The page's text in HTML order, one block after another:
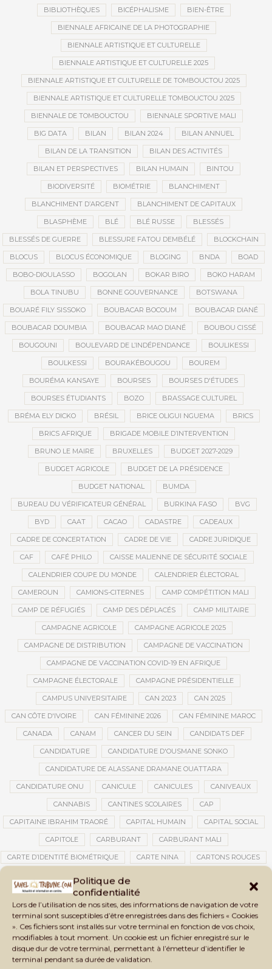
Politique de
confidentialité
Lors de l’utilisation de nos sites, des informations de navigation de votre
terminal sont susceptibles d’être enregistrées dans des fichiers « Cookies
». Ces fichiers sont installés sur votre terminal en fonction de vos choix,
modifiables à tout moment. Un cookie est un fichier enregistré sur le
disque dur de votre terminal, permettant à l’émetteur d’identifier le
terminal pendant sa durée de validation.
BIBLIOTHÈQUES BICÉPHALISME BIEN-ÊTRE
BIENNALE AFRICAINE DE LA PHOTOGRAPHIE
BIENNALE ARTISTIQUE ET CULTURELLE
BIENNALE ARTISTIQUE ET CULTURELLE 2025
BIENNALE ARTISTIQUE ET CULTURELLE DE TOMBOUCTOU 2025
BIENNALE ARTISTIQUE ET CULTURELLE TOMBOUCTOU 2025
BIENNALE DE TOMBOUCTOU BIENNALE SPORTIVE MALI
BIG DATA BILAN BILAN 2024 BILAN ANNUEL
BILAN DE LA TRANSITION BILAN DES ACTIVITÉS
BILAN ET PERSPECTIVES BILAN HUMAIN BINTOU
BIODIVERSITÉ BIOMÉTRIE BLANCHIMENT
BLANCHIMENT D’ARGENT BLANCHIMENT DE CAPITAUX
BLASPHÈME BLÉ BLÉ RUSSE BLESSÉS
BLESSÉS DE GUERRE BLESSURE FATOU DEMBÉLÉ BLOCKCHAIN
BLOCUS BLOCUS ÉCONOMIQUE BLOGING BNDA BOAD
BOBO-DIOULASSO BOGOLAN BOKAR BIRO BOKO HARAM
BOLA TINUBU BONNE GOUVERNANCE BOTSWANA
BOUARÉ FILY SISSOKO BOUBACAR BOCOUM BOUBACAR DIANÉ
BOUBACAR DOUMBIA BOUBACAR MAO DIANÉ BOUBOU CISSÉ
BOUGOUNI BOULEVARD DE L’INDÉPENDANCE BOULIKESSI
BOULKESSI BOURAKÉBOUGOU BOUREM
BOURÉMA KANSAYE BOURSES BOURSES D'ÉTUDES
BOURSES ÉTUDIANTS BOZO BRASSAGE CULTUREL
BRÉMA ELY DICKO BRÉSIL BRICE OLIGUI NGUEMA BRICS
BRICS AFRIQUE BRIGADE MOBILE D’INTERVENTION
BRUNO LE MAIRE BRUXELLES BUDGET 2027-2029
BUDGET AGRICOLE BUDGET DE LA PRÉSIDENCE
BUDGET NATIONAL BUMDA
BUREAU DU VÉRIFICATEUR GÉNÉRAL BURKINA FASO BVG
BYD CAAT CACAO CADASTRE CADEAUX
CADRE DE CONCERTATION CADRE DE VIE CADRE JURIDIQUE
CAF CAFÉ PHILO CAISSE MALIENNE DE SÉCURITÉ SOCIALE
CALENDRIER COUPE DU MONDE CALENDRIER ÉLECTORAL
CAMEROUN CAMIONS-CITERNES CAMP COMPÉTITION MALI
CAMP DE RÉFUGIÉS CAMP DES DÉPLACÉS CAMP MILITAIRE
CAMPAGNE AGRICOLE CAMPAGNE AGRICOLE 2025
CAMPAGNE DE DISTRIBUTION CAMPAGNE DE VACCINATION
CAMPAGNE DE VACCINATION COVID-19 EN AFRIQUE
CAMPAGNE ÉLECTORALE CAMPAGNE PRÉSIDENTIELLE
CAMPUS UNIVERSITAIRE CAN 2023 CAN 2025
CAN CÔTE D'IVOIRE CAN FÉMININE 2026 CAN FÉMININE MAROC
CANADA CANAM CANCER DU SEIN CANDIDATS DEF
CANDIDATURE CANDIDATURE D'OUSMANE SONKO
CANDIDATURE DE ALASSANE DRAMANE OUATTARA
CANDIDATURE ONU CANICULE CANICULES CANIVEAUX
CANNABIS CANTINES SCOLAIRES CAP
CAPITAINE IBRAHIM TRAORÉ CAPITAL HUMAIN CAPITAL SOCIAL
CAPITOLE CARBURANT CARBURANT MALI
CARTE D’IDENTITÉ BIOMÉTRIQUE CARTE NINA CARTONS ROUGES
CATASTROPHES CLIMATIQUES
CAUTION 10 000 DOLLARS CAUTION DE VISA CDAT CECOGEC
CÉDÉAO CEDEAO CEI CÉLÉBRATION NATIONALE CEMAC
CEMAPI CEN-SNESUP CENOU CENSURE
CENTRAFRIQUE CENTRALE SOLAIRE